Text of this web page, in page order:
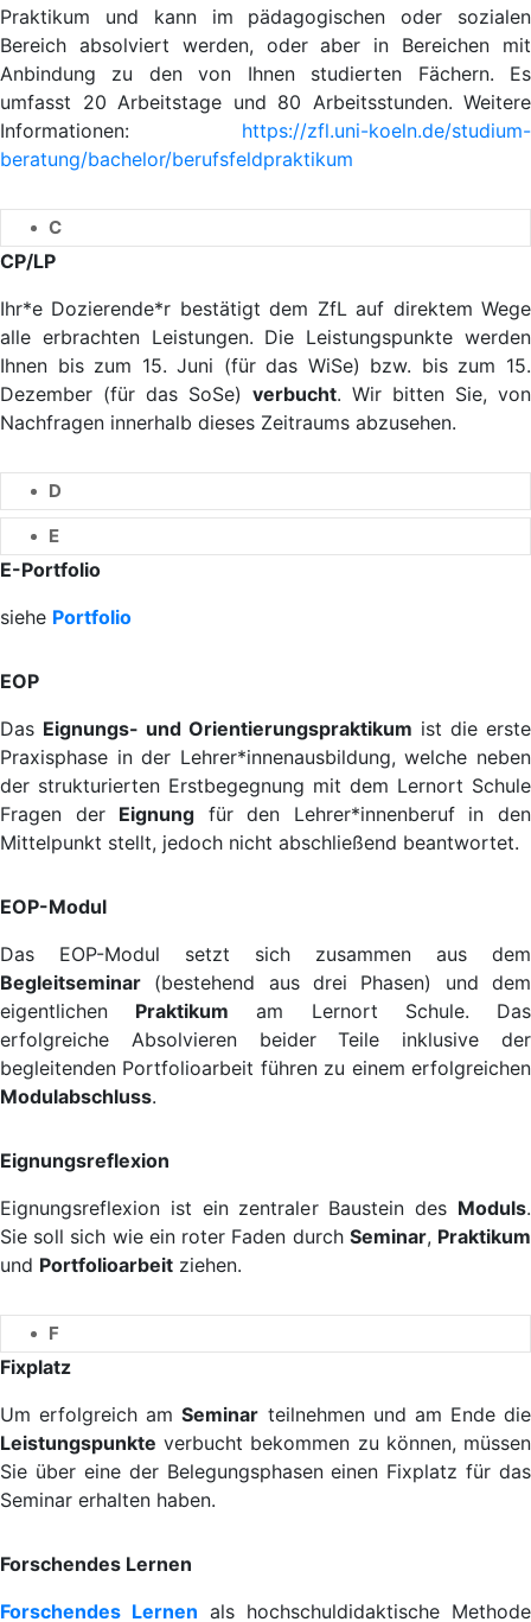
Praktikum und kann im pädagogischen oder sozialen
Bereich absolviert werden, oder aber in Bereichen mit
Anbindung zu den von Ihnen studierten Fächern. Es
umfasst 20 Arbeitstage und 80 Arbeitsstunden. Weitere
Informationen: https://zfl.uni-koeln.de/studium-
beratung/bachelor/berufsfeldpraktikum
C
CP/LP
Ihr*e Dozierende*r bestätigt dem ZfL auf direktem Wege
alle erbrachten Leistungen. Die Leistungspunkte werden
Ihnen bis zum 15. Juni (für das WiSe) bzw. bis zum 15.
Dezember (für das SoSe) verbucht. Wir bitten Sie, von
Nachfragen innerhalb dieses Zeitraums abzusehen.
D
E
E-Portfolio
siehe Portfolio
EOP
Das Eignungs- und Orientierungspraktikum ist die erste
Praxisphase in der Lehrer*innenausbildung, welche neben
der strukturierten Erstbegegnung mit dem Lernort Schule
Fragen der Eignung für den Lehrer*innenberuf in den
Mittelpunkt stellt, jedoch nicht abschließend beantwortet.
EOP-Modul
Das EOP-Modul setzt sich zusammen aus dem
Begleitseminar (bestehend aus drei Phasen) und dem
eigentlichen Praktikum am Lernort Schule. Das
erfolgreiche Absolvieren beider Teile inklusive der
begleitenden Portfolioarbeit führen zu einem erfolgreichen
Modulabschluss.
Eignungsreflexion
Eignungsreflexion ist ein zentraler Baustein des Moduls.
Sie soll sich wie ein roter Faden durch Seminar, Praktikum
und Portfolioarbeit ziehen.
F
Fixplatz
Um erfolgreich amSeminar teilnehmen und am Ende die
Leistungspunkte verbucht bekommen zu können, müssen
Sie über eine der Belegungsphasen einen Fixplatz für das
Seminar erhalten haben.
Forschendes Lernen
Forschendes Lernen als hochschuldidaktische Methode